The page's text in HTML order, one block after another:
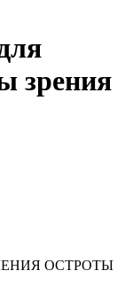
зрения
ОСТРОТЫ